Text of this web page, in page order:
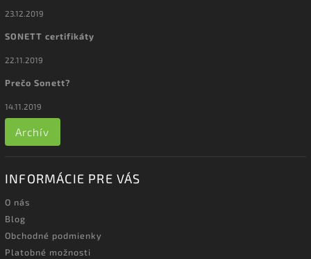
23.12.2019
SONETT certifikáty
22.11.2019
Prečo Sonett?
14.11.2019
Archív
INFORMÁCIE PRE VÁS
O nás
Blog
Obchodné podmienky
Platobné možnosti